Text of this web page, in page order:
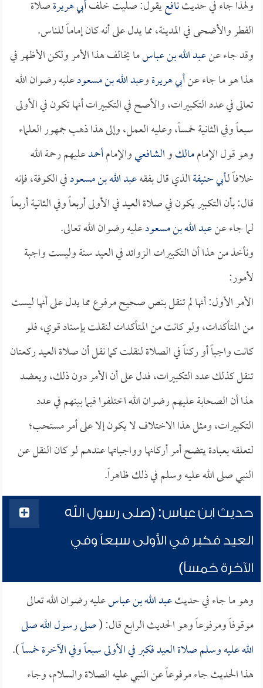
ولهذا جاء في حديثنافعيقول: صليت خلفأبي هريرةصلاة
الفطر والأضحى في المدينة، مما يدل على أنه كان إماماً للناس.
وقد جاء عنعبد الله بن عباسما يخالف هذا الأمر ولكن الأظهر في
هذا هو ما جاء عنأبي هريرةوعبد الله بن مسعودعليه رضوان الله
تعالى في عدد التكبيرات، والأصح في التكبيرات أنها تكون في الأولى
سبعاً وفي الثانية خمساً، وعليه العمل، وإلى هذا ذهب جمهور العلماء
وهو قول الإماممالكوالشافعيوالإمامأحمدعليهم رحمة الله
خلافاً لـأبي حنيفةالذي قال بفقهعبد الله بن مسعودفي الكوفة، فإنه
قال: بأن التكبير يكون في صلاة العيد في الأولى أربعاً وفي الثانية أربعاً
لما جاء عنعبد الله بن مسعودعليه رضوان الله تعالى.
ونأخذ من هذا أن التكبيرات الزوائد في العيد سنة وليست واجبة
لأمور:
الأمر الأول: أنها لم تنقل بنص صحيح مرفوع مما يدل على أنها ليست
من المتأكدات، ولو كانت من المتأكدات لنقلت بإسناد قوي، فلو
كانت واجباً أو ركناً في الصلاة لنقلت كما نقل أن صلاة العيد ركعتان
تنقل كذلك عدد التكبيرات، فدل على أن الأمر دون ذلك، ويعضد
هذا أن الصحابة عليهم رضوان الله اختلفوا فيما بينهم في عدد
التكبيرات، ومثل هذا الاختلاف لا يكون إلا على أمر مستحب؛
لتعلقه بعبادة يتضح أمر أركانها وواجباتها عندهم لو كان النقل عن
النبي صلى الله عليه وسلم في ذلك ظاهراً.
حديث ابن عباس: (صلى رسول الله
العيد فكبر في الأولى سبعاً وفي
الآخرة خمساً)
وهو ما جاء في حديثعبد الله بن عباسعليه رضوان الله تعالى
موقوفاً ومرفوعاً وهو الحديث الرابع قال: (صلى رسول الله صلى
الله عليه وسلم صلاة العيد فكبر في الأولى سبعاً وفي الآخرة خمساً).
هذا الحديث جاء مرفوعاً عن النبي عليه الصلاة والسلام، وجاء